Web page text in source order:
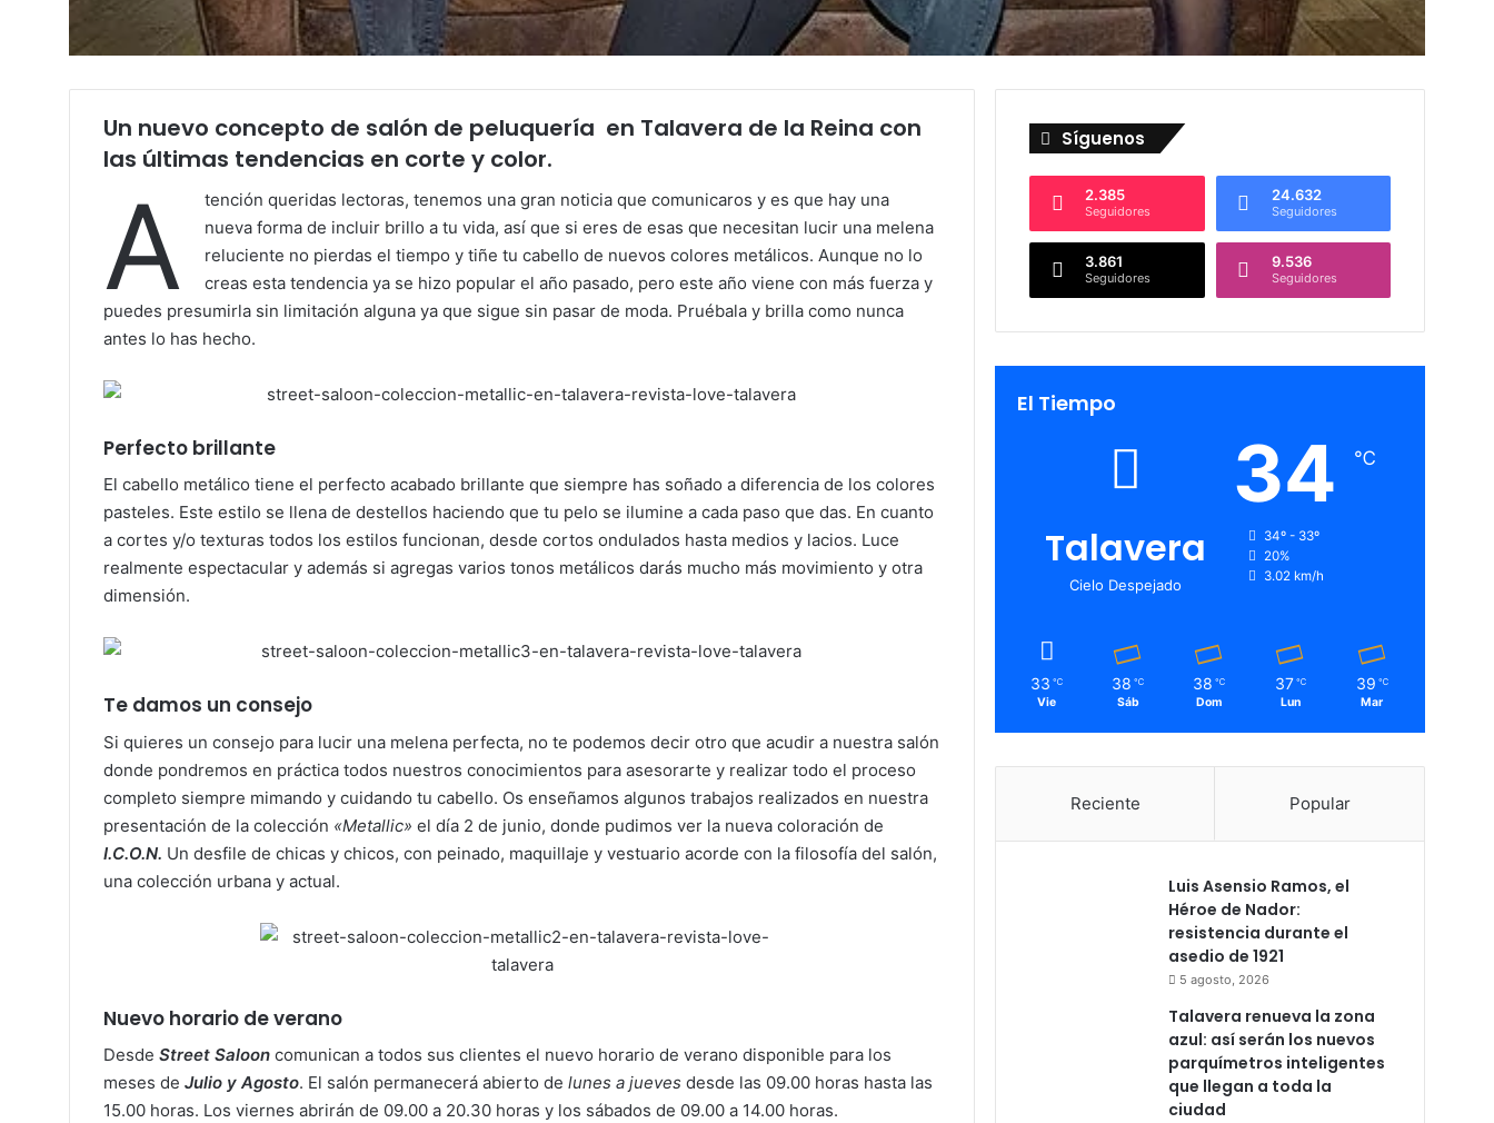
Un nuevo concepto de salón de peluquería en Talavera de la Reina con
las últimas tendencias en corte y color.
A tención queridas lectoras, tenemos una gran noticia que comunicaros y es que hay una
nueva forma de incluir brillo a tu vida, así que si eres de esas que necesitan lucir una melena
reluciente no pierdas el tiempo y tiñe tu cabello de nuevos colores metálicos. Aunque no lo
creas esta tendencia ya se hizo popular el año pasado, pero este año viene con más fuerza y
puedes presumirla sin limitación alguna ya que sigue sin pasar de moda. Pruébala y brilla como nunca
antes lo has hecho.
Perfecto brillante
El cabello metálico tiene el perfecto acabado brillante que siempre has soñado a diferencia de los colores
pasteles. Este estilo se llena de destellos haciendo que tu pelo se ilumine a cada paso que das. En cuanto
a cortes y/o texturas todos los estilos funcionan, desde cortos ondulados hasta medios y lacios. Luce
realmente espectacular y además si agregas varios tonos metálicos darás mucho más movimiento y otra
dimensión.
Te damos un consejo
Si quieres un consejo para lucir una melena perfecta, no te podemos decir otro que acudir a nuestra salón
donde pondremos en práctica todos nuestros conocimientos para asesorarte y realizar todo el proceso
completo siempre mimando y cuidando tu cabello. Os enseñamos algunos trabajos realizados en nuestra
presentación de la colección «Metallic» el día 2 de junio, donde pudimos ver la nueva coloración de
I.C.O.N. Un desfile de chicas y chicos, con peinado, maquillaje y vestuario acorde con la filosofía del salón,
una colección urbana y actual.
Nuevo horario de verano
Desde Street Saloon comunican a todos sus clientes el nuevo horario de verano disponible para los
meses de Julio y Agosto. El salón permanecerá abierto de lunes a jueves desde las 09.00 horas hasta las
15.00 horas. Los viernes abrirán de 09.00 a 20.30 horas y los sábados de 09.00 a 14.00 horas.
Síguenos
2.385
Seguidores
24.632
Seguidores
3.861
Seguidores
9.536
Seguidores
El Tiempo
Talavera
Cielo Despejado
34 ℃
34º - 33º
20%
3.02 km/h
33 ℃
Vie
38 ℃
Sáb
38 ℃
Dom
37 ℃
Lun
39 ℃
Mar
Reciente Popular
Luis Asensio Ramos, el
Héroe de Nador:
resistencia durante el
asedio de 1921
5 agosto, 2026
Talavera renueva la zona
azul: así serán los nuevos
parquímetros inteligentes
que llegan a toda la
ciudad